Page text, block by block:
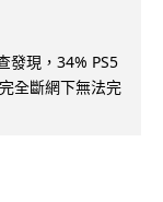
發現，34% PS5
全斷網下無法完